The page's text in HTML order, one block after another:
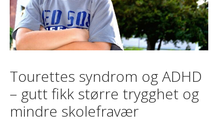
Tourettes syndrom og ADHD
– gutt fikk større trygghet og
mindre skolefravær